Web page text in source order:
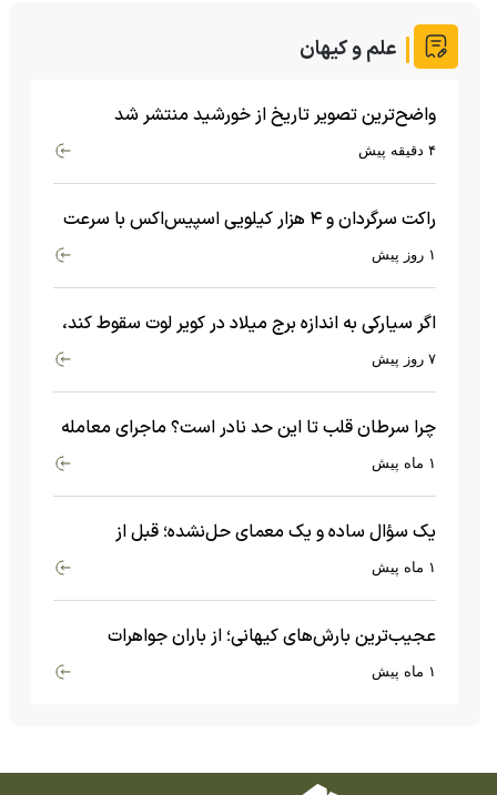
علم و کیهان
واضح‌ترین تصویر تاریخ از خورشید منتشر شد
۴ دقیقه پیش
راکت سرگردان و ۴ هزار کیلویی اسپیس‌اکس با سرعت
هشت هزار و ۶۹۰ کیلومتر در ساعت به ماه برخورد کرد۱ روز پیش
اگر سیارکی به اندازه برج میلاد در کویر لوت سقوط کند،
چه اتفاقی می‌افتد؟
۷ روز پیش
چرا سرطان قلب تا این حد نادر است؟ ماجرای معامله
عجیبی که در بدن اتفاق می‌افتد!۱ ماه پیش
یک سؤال ساده و یک معمای حل‌نشده؛ قبل از
بیگ‌بنگ و آغاز جهان چه چیزی وجود داشت؟۱ ماه پیش
عجیب‌ترین بارش‌های کیهانی؛ از باران جواهرات
گران‌قیمت تا بارش آهن و شیشه۱ ماه پیش